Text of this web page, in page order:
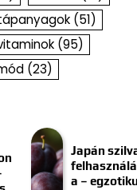
(51)
(95)
(23)
Japán
a –